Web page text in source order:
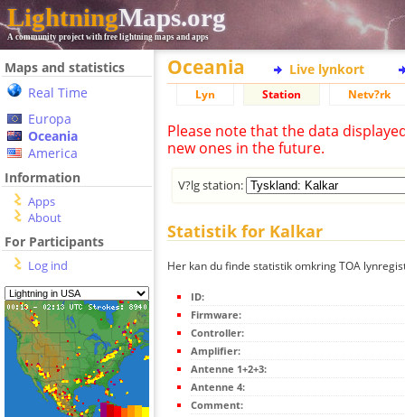
LightningMaps.org
A community project with free lightning maps and apps
Maps and statistics
Real Time
Europa
Oceania
America
Information
Apps
About
For Participants
Log ind
Oceania Live lynkort
Lyn Station Netv?rk
Please note that the data
new ones in the future.
V?lg station:
Statistik for Kalkar
Her kan du finde statistik omkring TOA
ID:
Firmware:
Controller:
Amplifier:
Antenne 1+2+3:
Antenne 4:
Comment: